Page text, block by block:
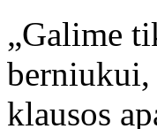
„Galime
klausos